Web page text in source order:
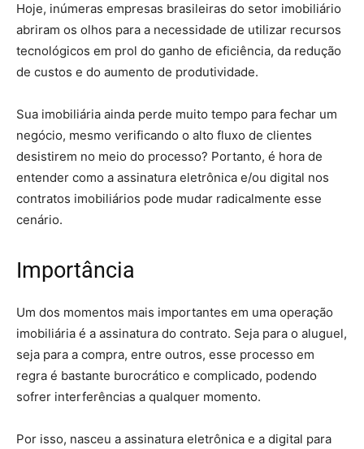
Hoje, inúmeras empresas brasileiras do setor imobiliário
abriram os olhos para a necessidade de utilizar recursos
tecnológicos em prol do ganho de eficiência, da redução
de custos e do aumento de produtividade.
Sua imobiliária ainda perde muito tempo para fechar um
negócio, mesmo verificando o alto fluxo de clientes
desistirem no meio do processo? Portanto, é hora de
entender como a assinatura eletrônica e/ou digital nos
contratos imobiliários pode mudar radicalmente esse
cenário.
Importância
Um dos momentos mais importantes em uma operação
imobiliária é a assinatura do contrato. Seja para o aluguel,
seja para a compra, entre outros, esse processo em
regra é bastante burocrático e complicado, podendo
sofrer interferências a qualquer momento.
Por isso, nasceu a assinatura eletrônica e a digital para